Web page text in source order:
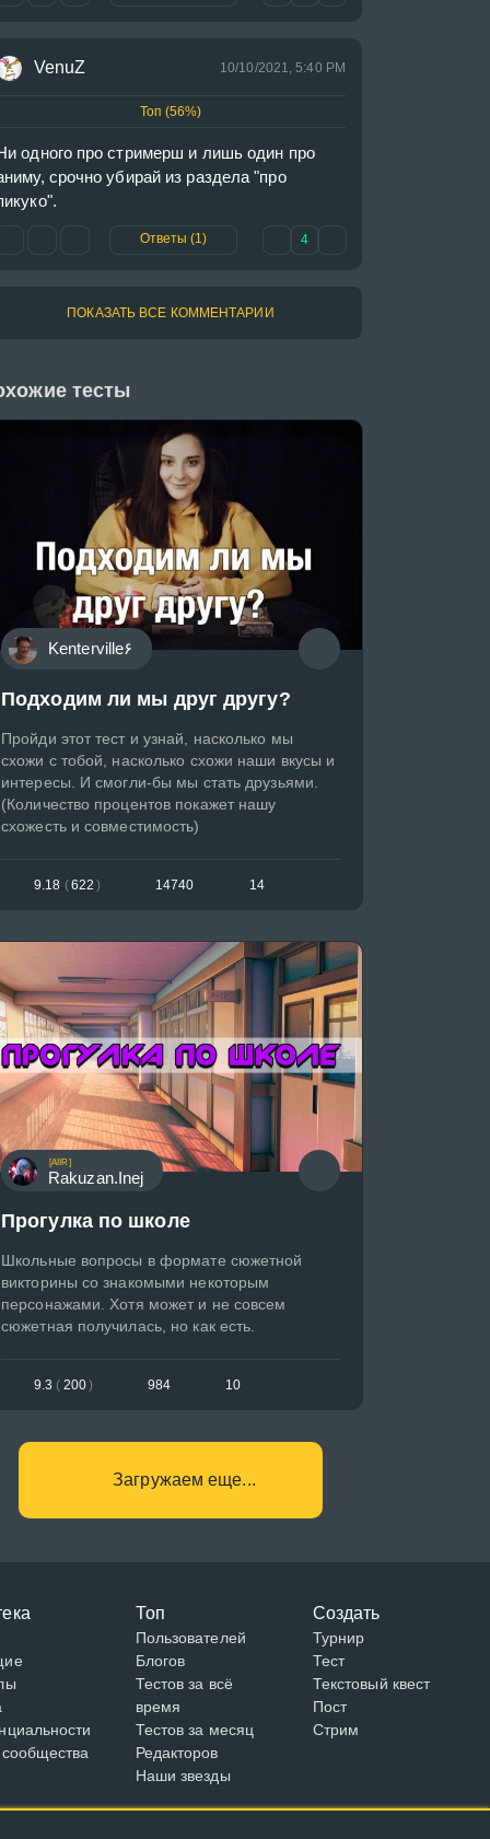
VenuZ 10/10/2021, 5:40 PM
Топ (56%)
одного про стримерш и лишь один про
срочно убирай из раздела "про
Ответы (1) 4
ПОКАЗАТЬ ВСЕ КОММЕНТАРИИ
тесты
Kenterville۶
Подходим ли мы друг другу?
Пройди этот тест и узнай, насколько мы
схожи с тобой, насколько схожи наши вкусы и
интересы. И смогли-бы мы стать друзьями.
(Количество процентов покажет нашу
схожесть и совместимость)
9.18 (622 ) 14740 14
[AIIR]
Rakuzan.Inej
Прогулка по школе
Школьные вопросы в формате сюжетной
викторины со знакомыми некоторым
персонажами. Хотя может и не совсем
сюжетная получилась, но как есть.
9.3 ( 200) 984 10
Загружаем еще...
Топ
Пользователей
Блогов
Тестов за всё
время
Тестов за месяц
Редакторов
Наши звезды
Создать
Турнир
Тест
Текстовый квест
Пост
Стрим